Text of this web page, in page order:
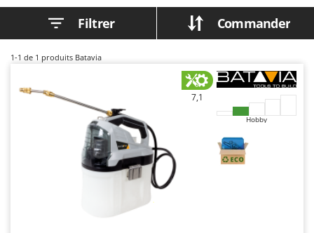
Bennes pour tracteur
Brosses pour sols extérieurs
Brouettes à moteur
Broyeurs à axe horizontal pour tracteur
Broyeurs de branches et végétaux
Butteurs pour tracteur
Chargeurs de batterie - Démarreurs
Charrues pour tracteur
Chaudrons électriques pour polenta
Cisailles à gazon à batterie
Ariete
Artus
Ausonia
Filtrer Commander
1-1 de 1 produits Batavia
7,1
Hobby